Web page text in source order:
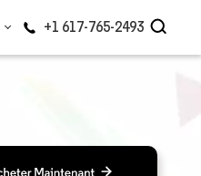
+1 617-765-2493